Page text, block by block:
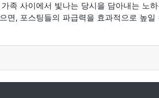
족 사이에서 빛나는 당시을 담아내는 노
, 포스팅들의 파급력을 효과적으로 높일